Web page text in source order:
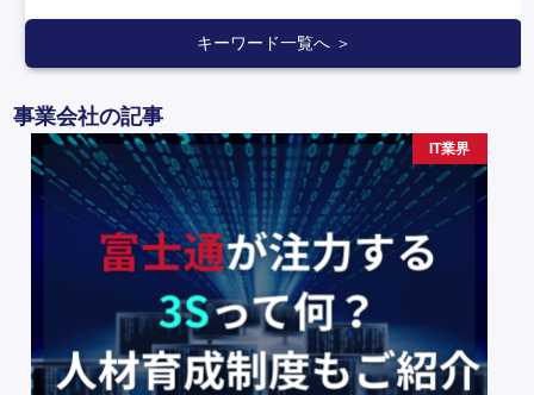
キーワード一覧へ ＞
事業会社の記事
IT業界